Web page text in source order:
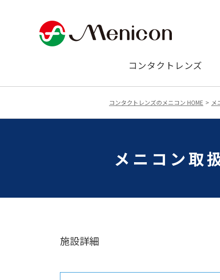
コンタクトレンズ
コンタクトレンズのメニコン HOME メ
メニコン取
施設詳細